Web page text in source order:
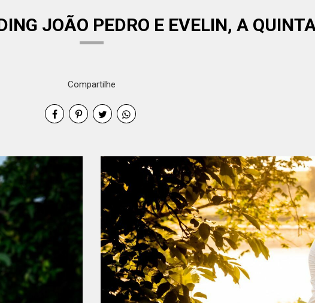
JOÃO PEDRO E EVELIN, A
Compartilhe